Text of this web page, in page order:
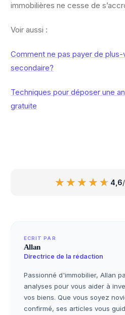
immobilières ne cesse de
Voir aussi :
Comment ne pas payer de
secondaire?
Techniques pour déposer une
gratuite
★★★★★
★★★★★ 4,6
ECRIT PAR
Allan
Directrice de la rédaction
Passionné d'immobilier, Allan
analyses pour vous aider à
vos biens. Que vous soyez
confirmé, ses articles vous